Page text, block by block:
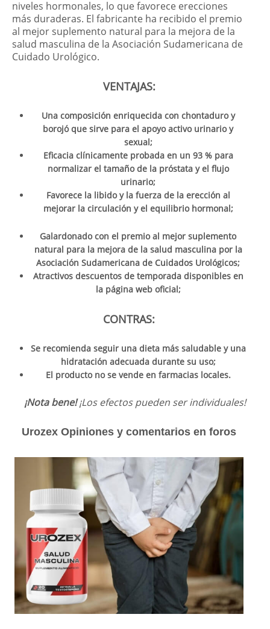
niveles hormonales, lo que favorece erecciones
más duraderas. El fabricante ha recibido el premio
al mejor suplemento natural para la mejora de la
salud masculina de la Asociación Sudamericana de
Cuidado Urológico.
VENTAJAS:
Una composición enriquecida con chontaduro y
borojó que sirve para el apoyo activo urinario y
sexual;
Eficacia clínicamente probada en un 93 % para
normalizar el tamaño de la próstata y el flujo
urinario;
Favorece la libido y la fuerza de la erección al
mejorar la circulación y el equilibrio hormonal;
Galardonado con el premio al mejor suplemento
natural para la mejora de la salud masculina por la
Asociación Sudamericana de Cuidados Urológicos;
Atractivos descuentos de temporada disponibles en
la página web oficial;
CONTRAS:
Se recomienda seguir una dieta más saludable y una
hidratación adecuada durante su uso;
El producto no se vende en farmacias locales.
¡Nota bene!¡Los efectos pueden ser individuales!
Urozex Opiniones y comentarios en foros